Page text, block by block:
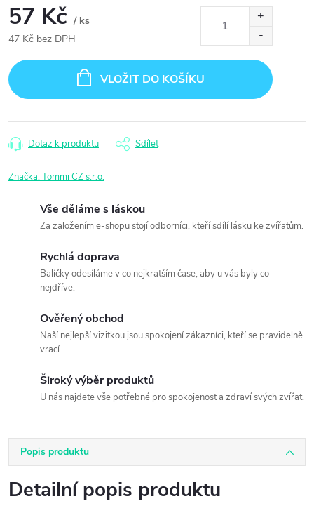
57 Kč / ks
47 Kč bez DPH
cena:
VLOŽIT DO KOŠÍKU
Dotaz k produktu Sdílet
Značka:Tommi CZ s.r.o.
Vše děláme s láskou
Za založením e-shopu stojí odborníci, kteří sdílí lásku ke zvířatům.
Rychlá doprava
Balíčky odesíláme v co nejkratším čase, aby u vás byly co
nejdříve.
Ověřený obchod
Naší nejlepší vizitkou jsou spokojení zákazníci, kteří se pravidelně
vrací.
Široký výběr produktů
U nás najdete vše potřebné pro spokojenost a zdraví svých zvířat.
Popis produktu
Detailní popis produktu